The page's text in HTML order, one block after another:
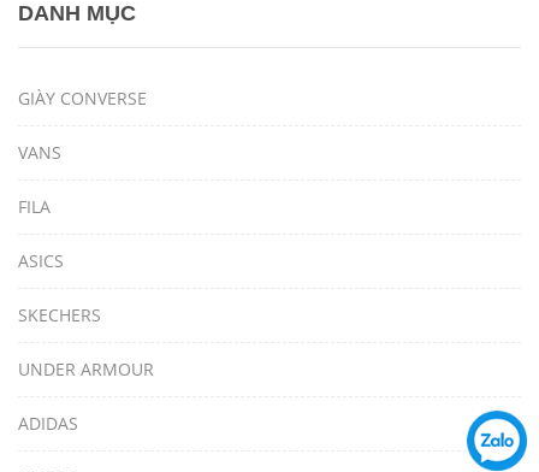
DANH MỤC
GIÀY CONVERSE
VANS
FILA
ASICS
SKECHERS
UNDER ARMOUR
ADIDAS